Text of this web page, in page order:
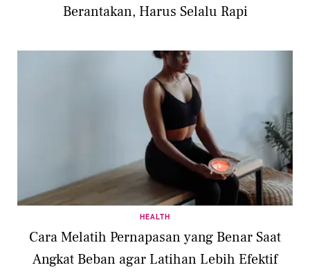
Berantakan, Harus Selalu Rapi
HEALTH
Cara Melatih Pernapasan yang Benar Saat
Angkat Beban agar Latihan Lebih Efektif